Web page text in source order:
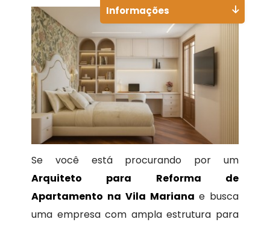
Se você está procurando por um
Arquiteto para Reforma de
Apartamento na Vila Mariana e busca
uma empresa com ampla estrutura para
Informações